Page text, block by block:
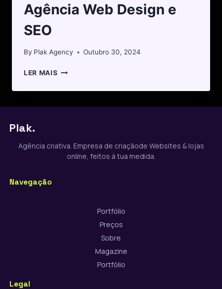
Agência Web Design e
SEO
By Plak Agency Outubro 30, 2024
LER MAIS
Plak.
Agência criativa. Empresa de criaçãode Websites & lojas
online, feitos à tua medida.
Navegação
Portfólio
Preços
Sobre
Magazine
Portfólio
Legal